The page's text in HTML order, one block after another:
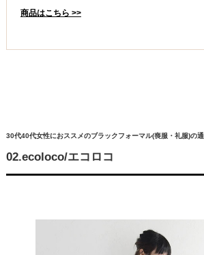
商品はこちら >>
30代40代女性におススメのブラックフォーマル(喪服・礼服)の
02.ecoloco/エコロコ